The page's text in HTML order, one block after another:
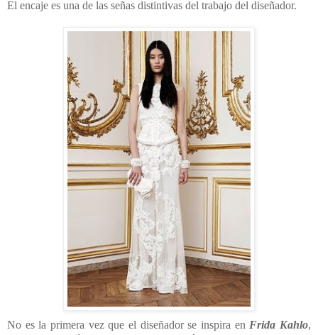
El encaje es una de las señas distintivas del trabajo del diseñador.
No es la primera vez que el diseñador se inspira en Frida Kahlo,